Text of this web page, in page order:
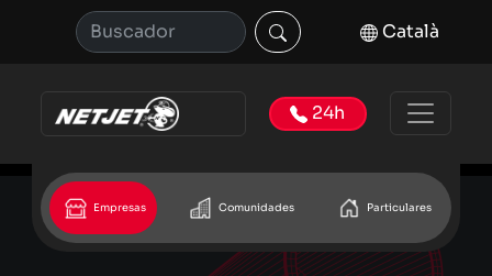
Català
24h
Empresas Comunidades Particulares